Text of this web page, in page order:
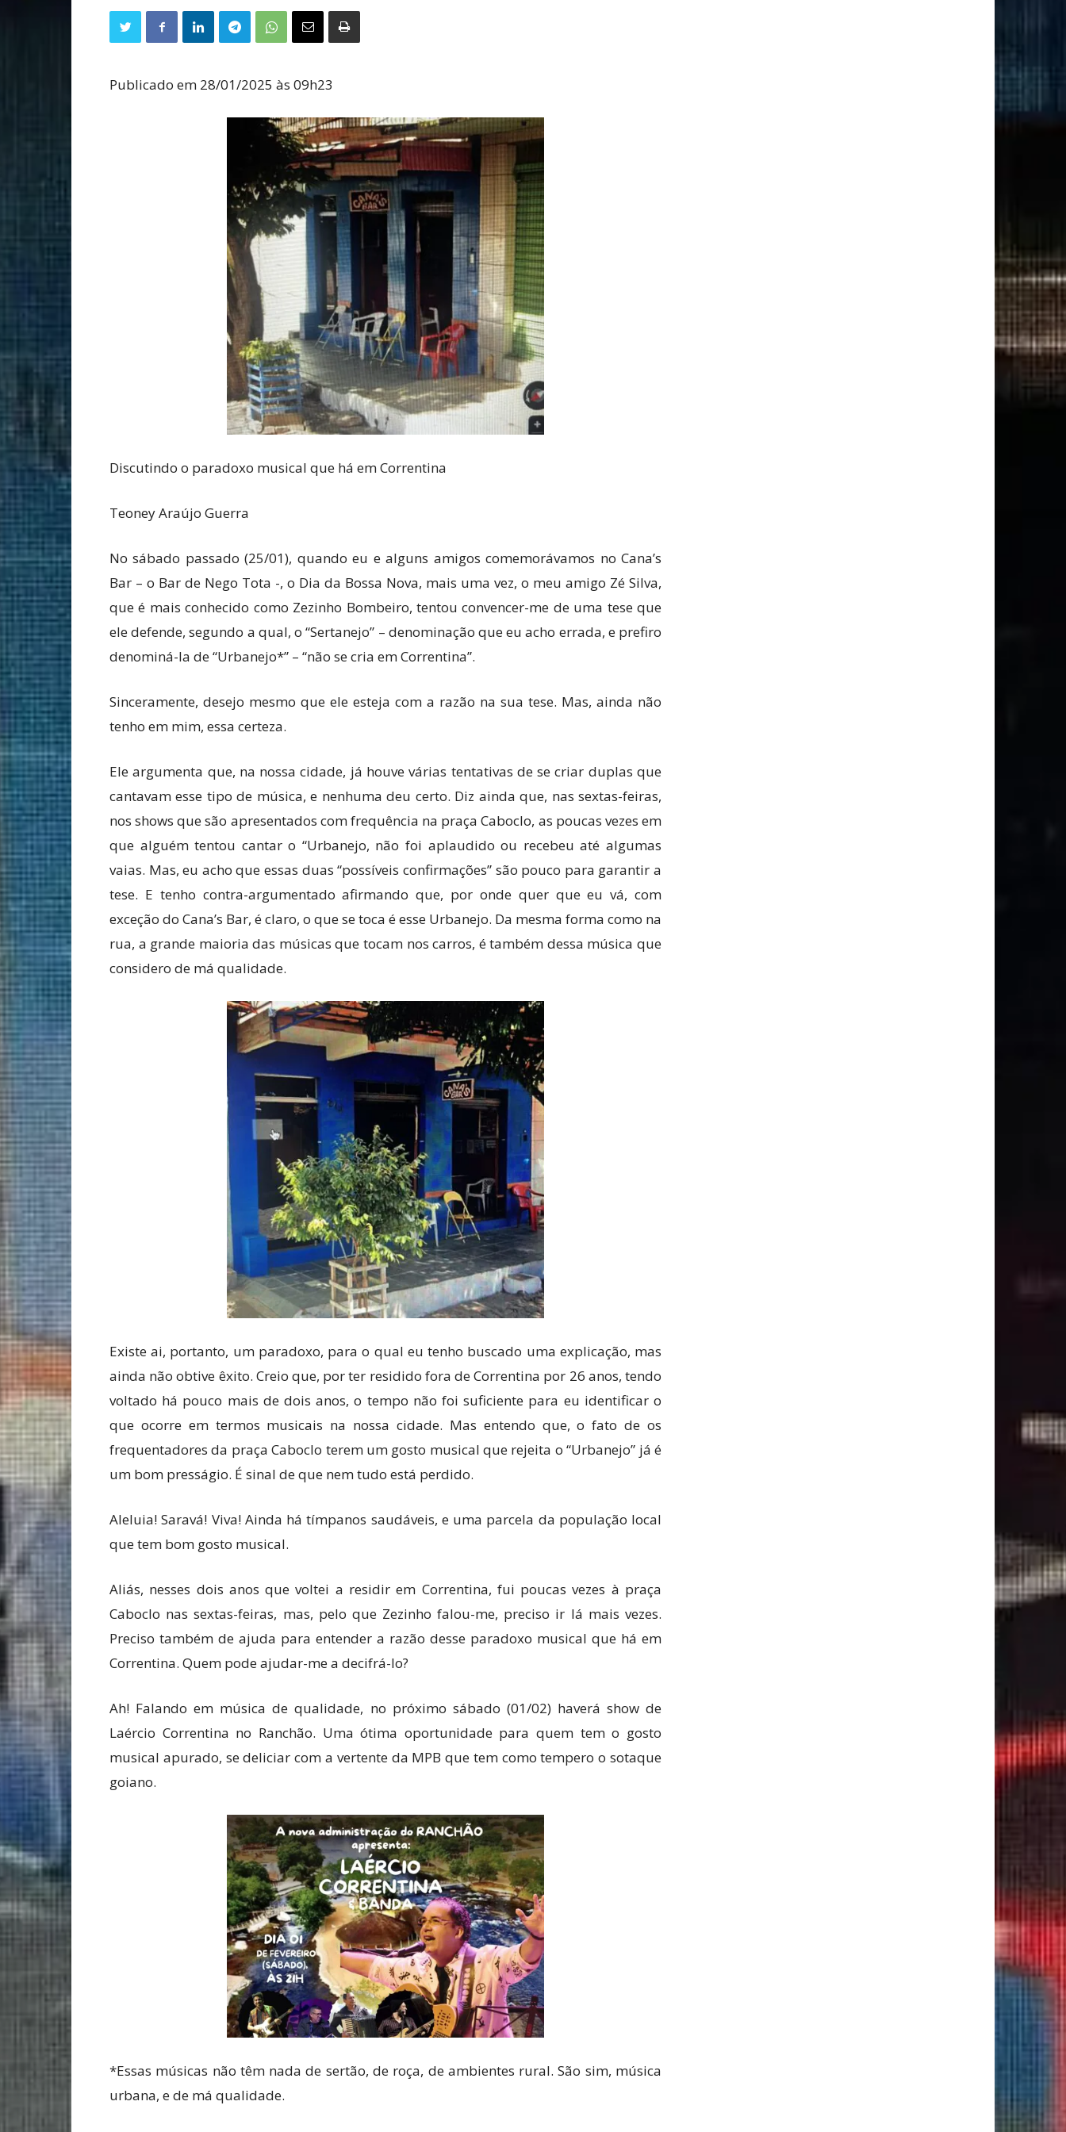
Publicado em 28/01/2025 às 09h23
Discutindo o paradoxo musical que há em Correntina
Teoney Araújo Guerra
No sábado passado (25/01), quando eu e alguns amigos comemorávamos no Cana’s
Bar – o Bar de Nego Tota -, o Dia da Bossa Nova, mais uma vez, o meu amigo Zé Silva,
que é mais conhecido como Zezinho Bombeiro, tentou convencer-me de uma tese que
ele defende, segundo a qual, o “Sertanejo” – denominação que eu acho errada, e prefiro
denominá-la de “Urbanejo*” – “não se cria em Correntina”.
Sinceramente, desejo mesmo que ele esteja com a razão na sua tese. Mas, ainda não
tenho em mim, essa certeza.
Ele argumenta que, na nossa cidade, já houve várias tentativas de se criar duplas que
cantavam esse tipo de música, e nenhuma deu certo. Diz ainda que, nas sextas-feiras,
nos shows que são apresentados com frequência na praça Caboclo, as poucas vezes em
que alguém tentou cantar o “Urbanejo, não foi aplaudido ou recebeu até algumas
vaias. Mas, eu acho que essas duas “possíveis confirmações” são pouco para garantir a
tese. E tenho contra-argumentado afirmando que, por onde quer que eu vá, com
exceção do Cana’s Bar, é claro, o que se toca é esse Urbanejo. Da mesma forma como na
rua, a grande maioria das músicas que tocam nos carros, é também dessa música que
considero de má qualidade.
Existe ai, portanto, um paradoxo, para o qual eu tenho buscado uma explicação, mas
ainda não obtive êxito. Creio que, por ter residido fora de Correntina por 26 anos, tendo
voltado há pouco mais de dois anos, o tempo não foi suficiente para eu identificar o
que ocorre em termos musicais na nossa cidade. Mas entendo que, o fato de os
frequentadores da praça Caboclo terem um gosto musical que rejeita o “Urbanejo” já é
um bom presságio. É sinal de que nem tudo está perdido.
Aleluia! Saravá! Viva! Ainda há tímpanos saudáveis, e uma parcela da população local
que tem bom gosto musical.
Aliás, nesses dois anos que voltei a residir em Correntina, fui poucas vezes à praça
Caboclo nas sextas-feiras, mas, pelo que Zezinho falou-me, preciso ir lá mais vezes.
Preciso também de ajuda para entender a razão desse paradoxo musical que há em
Correntina. Quem pode ajudar-me a decifrá-lo?
Ah! Falando em música de qualidade, no próximo sábado (01/02) haverá show de
Laércio Correntina no Ranchão. Uma ótima oportunidade para quem tem o gosto
musical apurado, se deliciar com a vertente da MPB que tem como tempero o sotaque
goiano.
*Essas músicas não têm nada de sertão, de roça, de ambientes rural. São sim, música
urbana, e de má qualidade.